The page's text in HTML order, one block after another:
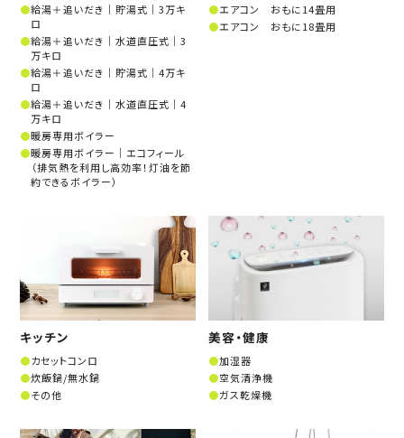
給湯＋追いだき│貯湯式│3万キ
ロ
給湯＋追いだき│水道直圧式│3
万キロ
給湯＋追いだき│貯湯式│4万キ
ロ
給湯＋追いだき│水道直圧式│4
万キロ
暖房専用ボイラー
暖房専用ボイラー│エコフィール
（排気熱を利用し高効率！灯油を節
約できるボイラー）
エアコン おもに14畳用
エアコン おもに18畳用
キッチン
カセットコンロ
炊飯鍋/無水鍋
その他
美容・健康
加湿器
空気清浄機
ガス乾燥機